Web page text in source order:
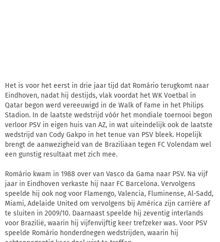
Het is voor het eerst in drie jaar tijd dat Romário terugkomt naar
Eindhoven, nadat hij destijds, vlak voordat het WK Voetbal in
Qatar begon werd vereeuwigd in de Walk of Fame in het Philips
Stadion. In de laatste wedstrijd vóór het mondiale toernooi begon
verloor PSV in eigen huis van AZ, in wat uiteindelijk ook de laatste
wedstrijd van Cody Gakpo in het tenue van PSV bleek. Hopelijk
brengt de aanwezigheid van de Braziliaan tegen FC Volendam wel
een gunstig resultaat met zich mee.
Romário kwam in 1988 over van Vasco da Gama naar PSV. Na vijf
jaar in Eindhoven verkaste hij naar FC Barcelona. Vervolgens
speelde hij ook nog voor Flamengo, Valencia, Fluminense, Al-Sadd,
Miami, Adelaide United om vervolgens bij América zijn carrière af
te sluiten in 2009/10. Daarnaast speelde hij zeventig interlands
voor Brazilië, waarin hij vijfenvijftig keer trefzeker was. Voor PSV
speelde Romário honderdnegen wedstrijden, waarin hij